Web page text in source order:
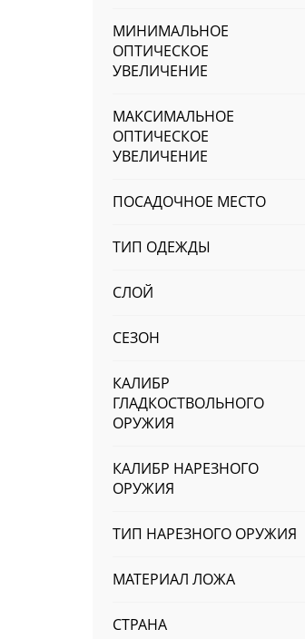
МИНИМАЛЬНОЕ
ОПТИЧЕСКОЕ
УВЕЛИЧЕНИЕ
МАКСИМАЛЬНОЕ
ОПТИЧЕСКОЕ
УВЕЛИЧЕНИЕ
ПОСАДОЧНОЕ МЕСТО
ТИП ОДЕЖДЫ
СЛОЙ
СЕЗОН
КАЛИБР
ГЛАДКОСТВОЛЬНОГО
ОРУЖИЯ
КАЛИБР НАРЕЗНОГО
ОРУЖИЯ
ТИП НАРЕЗНОГО ОРУЖИЯ
МАТЕРИАЛ ЛОЖА
СТРАНА